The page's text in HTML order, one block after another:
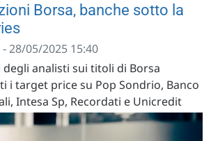
Borsa, banche sotto la
28/05/2025 15:40
degli analisti sui titoli di Borsa
i target price su Pop Sondrio, Banco
Intesa Sp, Recordati e Unicredit